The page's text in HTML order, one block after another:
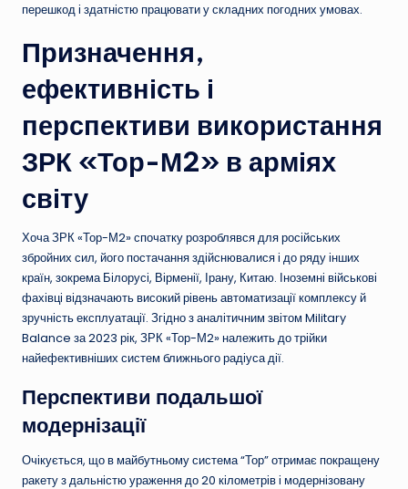
перешкод і здатністю працювати у складних погодних умовах.
Призначення,
ефективність і
перспективи використання
ЗРК «Тор-М2» в арміях
світу
Хоча ЗРК «Тор-М2» спочатку розроблявся для російських
збройних сил, його постачання здійснювалися і до ряду інших
країн, зокрема Білорусі, Вірменії, Ірану, Китаю. Іноземні військові
фахівці відзначають високий рівень автоматизації комплексу й
зручність експлуатації. Згідно з аналітичним звітом Military
Balance за 2023 рік, ЗРК «Тор-М2» належить до трійки
найефективніших систем ближнього радіуса дії.
Перспективи подальшої
модернізації
Очікується, що в майбутньому система “Тор” отримає покращену
ракету з дальністю ураження до 20 кілометрів і модернізовану